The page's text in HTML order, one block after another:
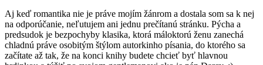
Aj keď romantika nie je práve mojím žánrom a dostala som sa k nej
na odporúčanie, neľutujem ani jednu prečítanú stránku. Pýcha a
predsudok je bezpochyby klasika, ktorá máloktorú ženu zanechá
chladnú práve osobitým štýlom autorkinho písania, do ktorého sa
začítate až tak, že na konci knihy budete chcieť byť hlavnou